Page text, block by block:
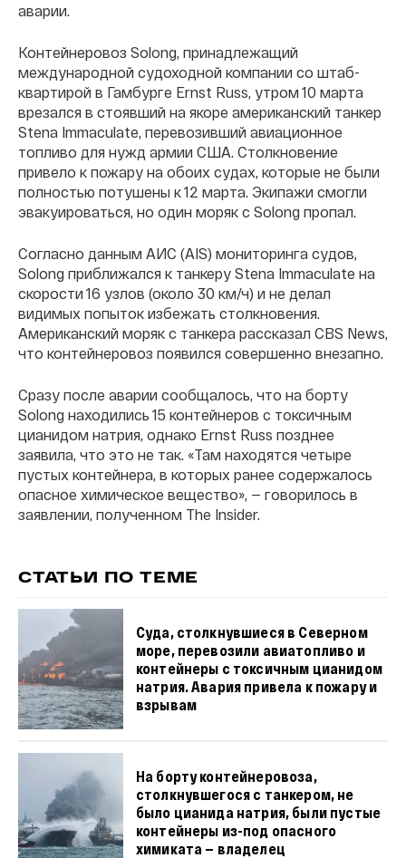
аварии.
Контейнеровоз Solong, принадлежащий
международной судоходной компании со штаб-
квартирой в Гамбурге Ernst Russ, утром 10 марта
врезался в стоявший на якоре американский танкер
Stena Immaculate, перевозивший авиационное
топливо для нужд армии США. Столкновение
привело к пожару на обоих судах, которые не были
полностью потушены к 12 марта. Экипажи смогли
эвакуироваться, но один моряк с Solong пропал.
Согласно данным АИС (AIS) мониторинга судов,
Solong приближался к танкеру Stena Immaculate на
скорости 16 узлов (около 30 км/ч) и не делал
видимых попыток избежать столкновения.
Американский моряк с танкера рассказал CBS News,
что контейнеровоз появился совершенно внезапно.
Сразу после аварии сообщалось, что на борту
Solong находились 15 контейнеров с токсичным
цианидом натрия, однако Ernst Russ позднее
заявила, что это не так. «Там находятся четыре
пустых контейнера, в которых ранее содержалось
опасное химическое вещество», — говорилось в
заявлении, полученном The Insider.
СТАТЬИ ПО ТЕМЕ
Суда, столкнувшиеся в Северном
море, перевозили авиатопливо и
контейнеры с токсичным цианидом
натрия. Авария привела к пожару и
взрывам
На борту контейнеровоза,
столкнувшегося с танкером, не
было цианида натрия, были пустые
контейнеры из-под опасного
химиката — владелец